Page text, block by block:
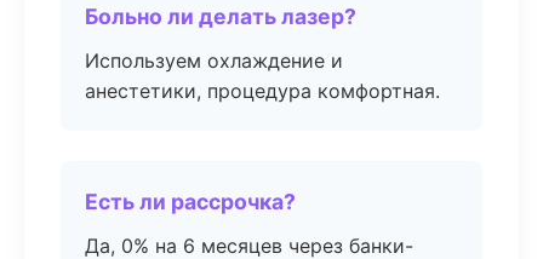
Больно ли делать лазер?
Используем охлаждение и
анестетики, процедура комфортная.
Есть ли рассрочка?
Да, 0% на 6 месяцев через банки-